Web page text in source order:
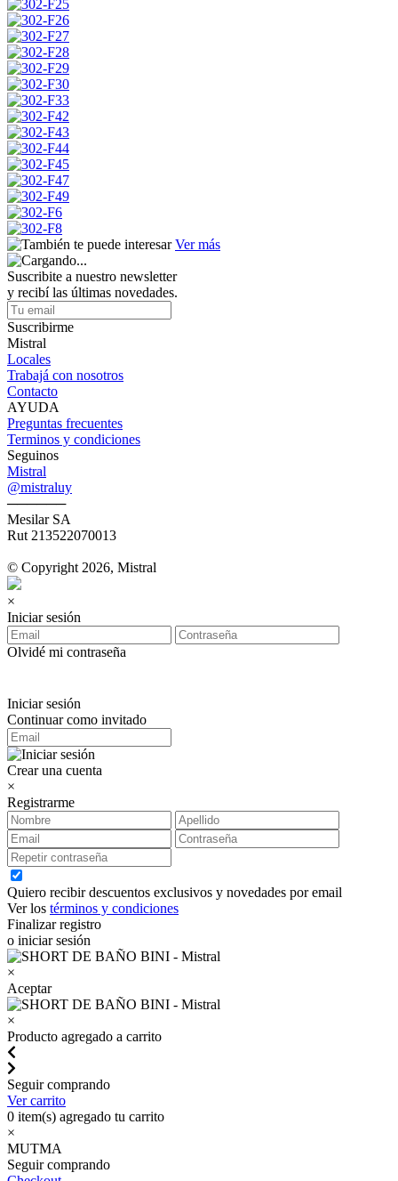
Ver más
Suscribite a nuestro newsletter
y recibí las últimas novedades.
Suscribirme
Mistral
Locales
Trabajá con nosotros
Contacto
AYUDA
Preguntas frecuentes
Terminos y condiciones
Seguinos
Mistral
@mistraluy
──────
Mesilar SA
Rut 213522070013
© Copyright 2026, Mistral
×
Iniciar sesión
Olvidé mi contraseña
Iniciar sesión
Continuar como invitado
Crear una cuenta
×
Registrarme
Quiero recibir descuentos exclusivos y novedades por email
Ver los términos y condiciones
Finalizar registro
o iniciar sesión
×
Aceptar
×
Producto agregado a carrito
Seguir comprando
Ver carrito
0 item(s) agregado tu carrito
×
MUTMA
Seguir comprando